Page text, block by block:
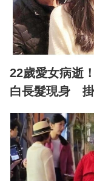
22歲愛女病逝
白長髮現身 掛